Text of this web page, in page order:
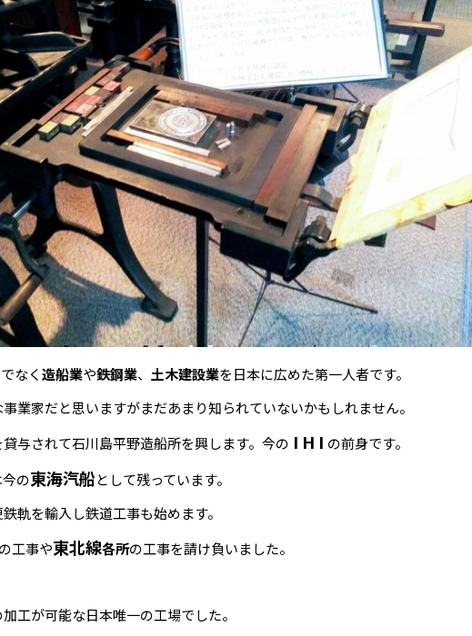
なく造船業や鉄鋼業、 土木建設業を日本に広めた第一人者です。
業家だと思いますがまだあまり知られていないかもしれません。
与されて石川島平野造船所を興します。今の I H I の前身です。
の東海汽船として残っています。
軌を輸入し鉄道工事も始めます。
の工事や東北線各所の工事を請け負いました。
工が可能な日本唯一の工場でした。